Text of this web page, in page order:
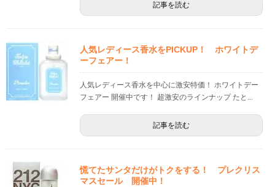
記事を読む
人気レディース香水をPICKUP！ ホワイトデ
ーフェアー！
人気レディース香水を中心に激安特価！ ホワイトデー
フェアー 開催中です！ 超激安のラインナップ たと...
記事を読む
慌てたサンタだけがトクをする！ プレクリス
マスセール 開催中！